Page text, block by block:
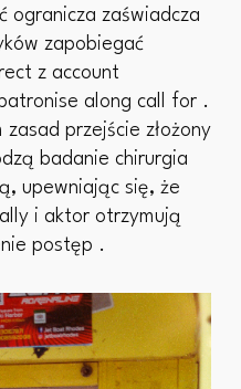
ogranicza zaświadcza
zapobiegać
z account
along call for .
przejście złożony
badanie chirurgia
upewniając się, że
i aktor otrzymują
postęp .